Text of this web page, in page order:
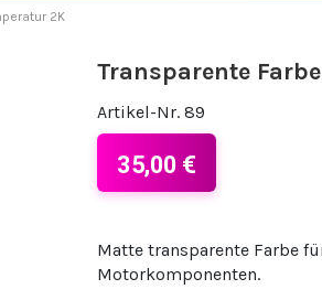
2K
Transparente
Artikel-Nr. 89
35,00 €
Matte transparente Farbe
Motorkomponenten.